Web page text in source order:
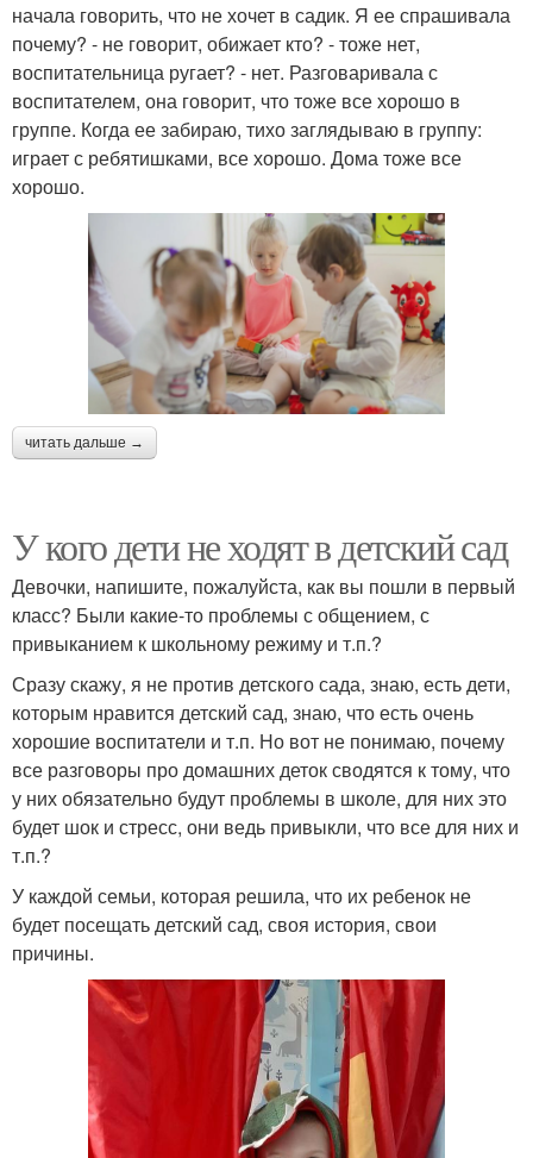
начала говорить, что не хочет в садик. Я ее спрашивала
почему? - не говорит, обижает кто? - тоже нет,
воспитательница ругает? - нет. Разговаривала с
воспитателем, она говорит, что тоже все хорошо в
группе. Когда ее забираю, тихо заглядываю в группу:
играет с ребятишками, все хорошо. Дома тоже все
хорошо.
читать дальше →
У кого дети не ходят в детский сад
Девочки, напишите, пожалуйста, как вы пошли в первый
класс? Были какие-то проблемы с общением, с
привыканием к школьному режиму и т.п.?
Сразу скажу, я не против детского сада, знаю, есть дети,
которым нравится детский сад, знаю, что есть очень
хорошие воспитатели и т.п. Но вот не понимаю, почему
все разговоры про домашних деток сводятся к тому, что
у них обязательно будут проблемы в школе, для них это
будет шок и стресс, они ведь привыкли, что все для них и
т.п.?
У каждой семьи, которая решила, что их ребенок не
будет посещать детский сад, своя история, свои
причины.